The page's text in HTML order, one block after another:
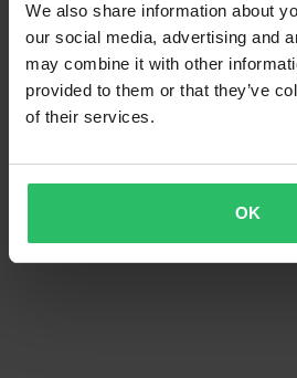
We also share information about
our social media, advertising and
may combine it with other
provided to them or that they’ve
of their services.
OK
18,99 € -14%
21,99 €
1 Bewertungen
Luftfilter DT-1 Superseal